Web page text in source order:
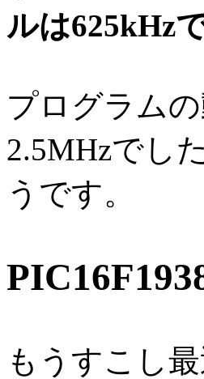
ルは625kHzで
プログラム
2.5MHzでし
うです。
もうすこし